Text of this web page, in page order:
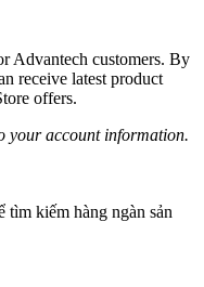
Advantech customers. By
receive latest product
offers.
your account information.
tìm kiếm hàng ngàn sản